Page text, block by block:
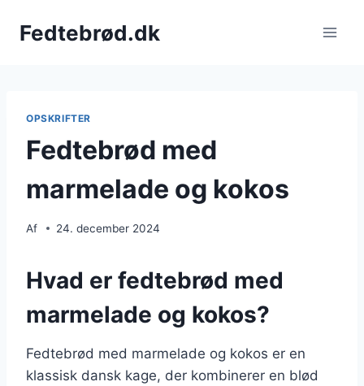
Fedtebrød.dk
OPSKRIFTER
Fedtebrød med
marmelade og kokos
Af 24. december 2024
Hvad er fedtebrød med
marmelade og kokos?
Fedtebrød med marmelade og kokos er en
klassisk dansk kage, der kombinerer en blød